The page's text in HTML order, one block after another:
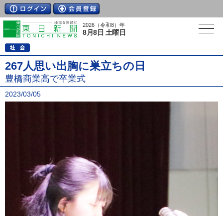
2026（令和8）年
8月8日 土曜日
267人思い出胸に巣立ちの日
豊橋商業高で卒業式
2023/03/05